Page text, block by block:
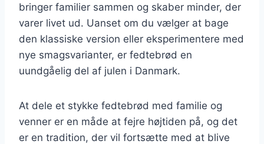
bringer familier sammen og skaber minder, der
varer livet ud. Uanset om du vælger at bage
den klassiske version eller eksperimentere med
nye smagsvarianter, er fedtebrød en
uundgåelig del af julen i Danmark.
At dele et stykke fedtebrød med familie og
venner er en måde at fejre højtiden på, og det
er en tradition, der vil fortsætte med at blive